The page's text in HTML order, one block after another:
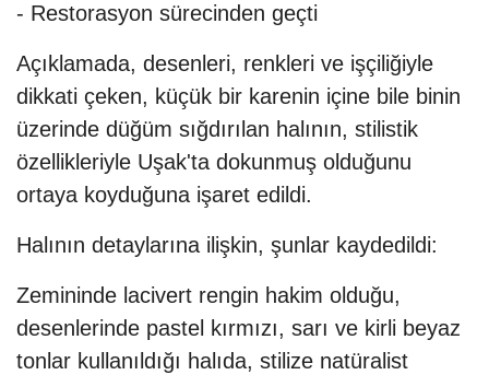
- Restorasyon sürecinden geçti
Açıklamada, desenleri, renkleri ve işçiliğiyle
dikkati çeken, küçük bir karenin içine bile binin
üzerinde düğüm sığdırılan halının, stilistik
özellikleriyle Uşak'ta dokunmuş olduğunu
ortaya koyduğuna işaret edildi.
Halının detaylarına ilişkin, şunlar kaydedildi:
Zemininde lacivert rengin hakim olduğu,
desenlerinde pastel kırmızı, sarı ve kirli beyaz
tonlar kullanıldığı halıda, stilize natüralist